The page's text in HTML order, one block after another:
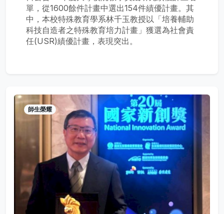
單，從1600餘件計畫中選出154件績優計畫。其
中，本校特殊教育學系林千玉教授以「培養輔助
科技自造者之特殊教育培力計畫」獲選為社會責
任(USR)績優計畫，表現突出。
師生榮耀